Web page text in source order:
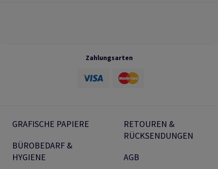
Zahlungsarten
GRAFISCHE PAPIERE
BÜROBEDARF &
HYGIENE
RETOUREN &
RÜCKSENDUNGEN
AGB